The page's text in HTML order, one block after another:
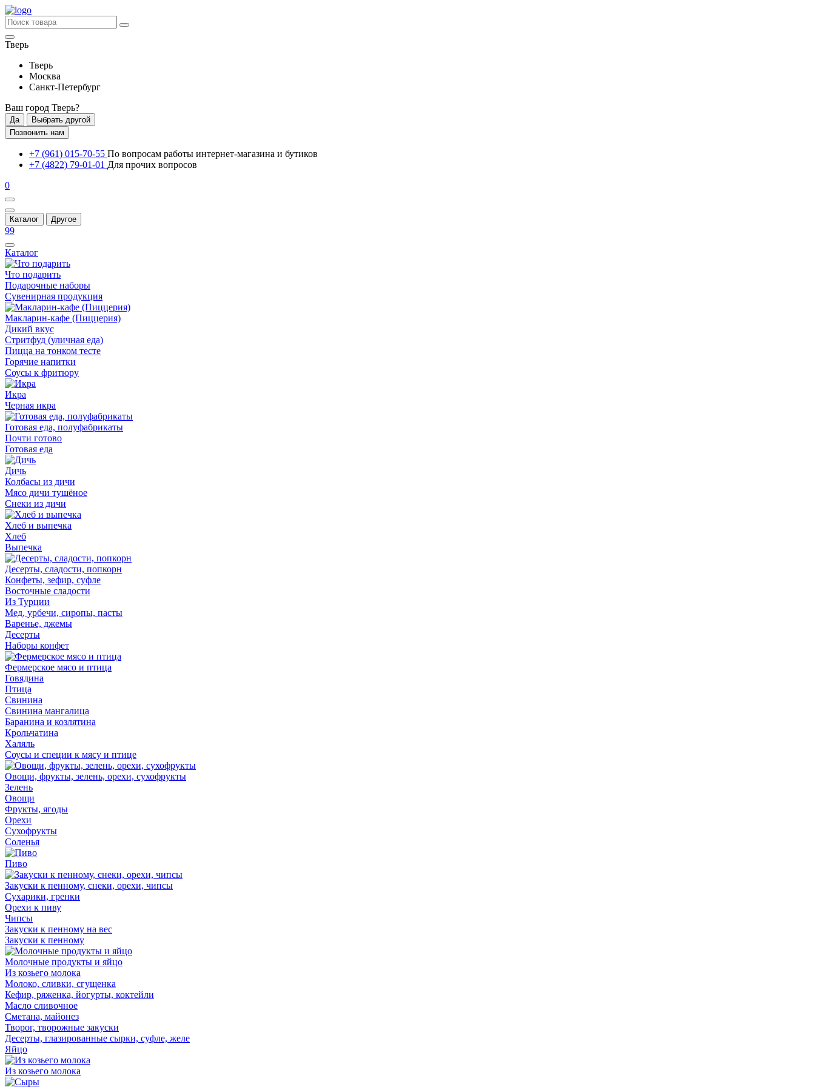
Тверь
Тверь
Москва
Санкт-Петербург
Ваш город Тверь?
Да
Выбрать другой
Позвонить нам
+7 (961) 015-70-55 По вопросам работы интернет-магазина и бутиков
+7 (4822) 79-01-01 Для прочих вопросов
0
Каталог Другое
99
Каталог
Что подарить
Подарочные наборы
Сувенирная продукция
Макларин-кафе (Пиццерия)
Дикий вкус
Стритфуд (уличная еда)
Пицца на тонком тесте
Горячие напитки
Соусы к фритюру
Икра
Черная икра
Готовая еда, полуфабрикаты
Почти готово
Готовая еда
Дичь
Колбасы из дичи
Мясо дичи тушёное
Снеки из дичи
Хлеб и выпечка
Хлеб
Выпечка
Десерты, сладости, попкорн
Конфеты, зефир, суфле
Восточные сладости
Из Турции
Мед, урбечи, сиропы, пасты
Варенье, джемы
Десерты
Наборы конфет
Фермерское мясо и птица
Говядина
Птица
Свинина
Свинина мангалица
Баранина и козлятина
Крольчатина
Халяль
Соусы и специи к мясу и птице
Овощи, фрукты, зелень, орехи, сухофрукты
Зелень
Овощи
Фрукты, ягоды
Орехи
Сухофрукты
Соленья
Пиво
Закуски к пенному, снеки, орехи, чипсы
Сухарики, гренки
Орехи к пиву
Чипсы
Закуски к пенному на вес
Закуски к пенному
Молочные продукты и яйцо
Из козьего молока
Молоко, сливки, сгущенка
Кефир, ряженка, йогурты, коктейли
Масло сливочное
Сметана, майонез
Творог, творожные закуски
Десерты, глазированные сырки, суфле, желе
Яйцо
Из козьего молока